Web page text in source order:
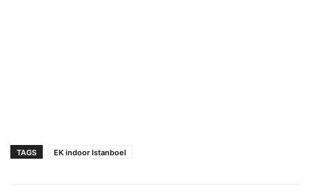
TAGS EK indoor Istanboel